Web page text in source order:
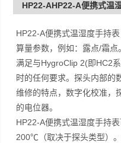
HP22-AHP22-A便携式温
HP22-A便携式温湿度手持表
算量参数，例如：露点/霜点
满足与HygroClip 2(即HC2
时的任何要求。探头内部的
维修的特点，数字化校准，
的电位器。
HP22-A便携式温湿度手持表
200℃ （取决于探头类型）